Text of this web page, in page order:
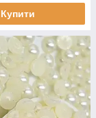
Купити